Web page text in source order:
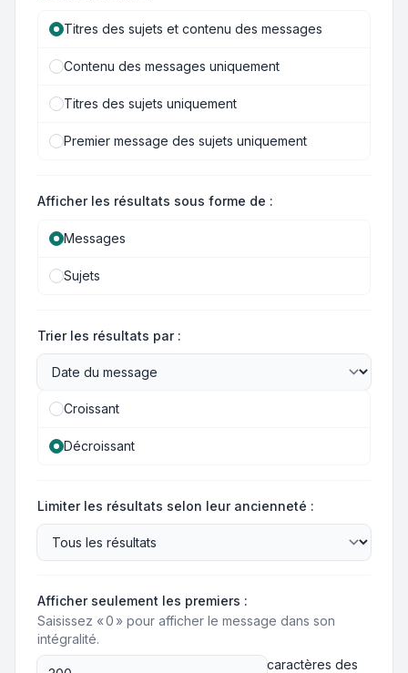
Titres des sujets et contenu des messages
Contenu des messages uniquement
Titres des sujets uniquement
Premier message des sujets uniquement
Afficher les résultats sous forme de :
Messages
Sujets
Trier les résultats par :
Croissant
Décroissant
Limiter les résultats selon leur ancienneté :
Afficher seulement les premiers :
Saisissez « 0 » pour afficher le message dans son
intégralité.
caractères des